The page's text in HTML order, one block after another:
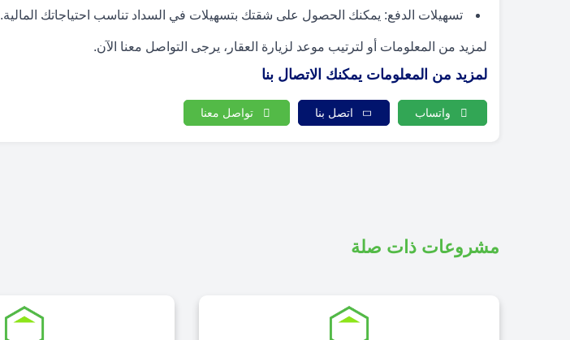
تسهيلات الدفع: يمكنك الحصول على شقتك بتسهيلات في السداد تناسب احتياجاتك المالية.
لمزيد من المعلومات أو لترتيب موعد لزيارة العقار، يرجى التواصل معنا الآن.
لمزيد من المعلومات يمكنك الاتصال بنا
واتساب اتصل بنا تواصل معنا
مشروعات ذات صلة